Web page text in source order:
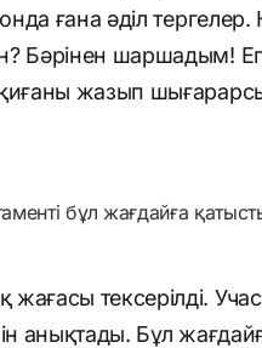
ғана әділ тергелер.
Бәрінен шаршадым!
жазып
бұл жағдайға қатысты
тексерілді.
анықтады. Бұл